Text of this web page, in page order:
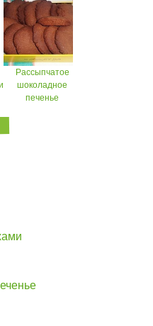
Рассыпчатое
шоколадное
печенье